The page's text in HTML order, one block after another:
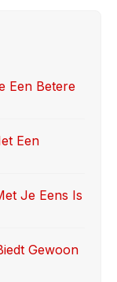
Een Betere
Een
Je Eens Is
Gewoon